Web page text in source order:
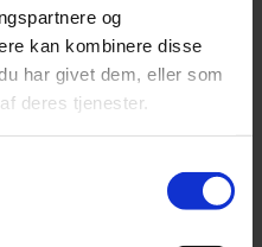
og
kan kombinere disse
har givet dem, eller som
deres tjenester.